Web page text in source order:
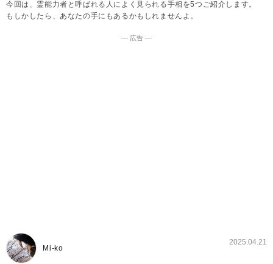
今回は、霊能力者と呼ばれる人によく見られる手相を5つご紹介します。
もしかしたら、あなたの手にもあるかもしれませんよ。
― 広告 ―
Mi-ko
2025.04.21